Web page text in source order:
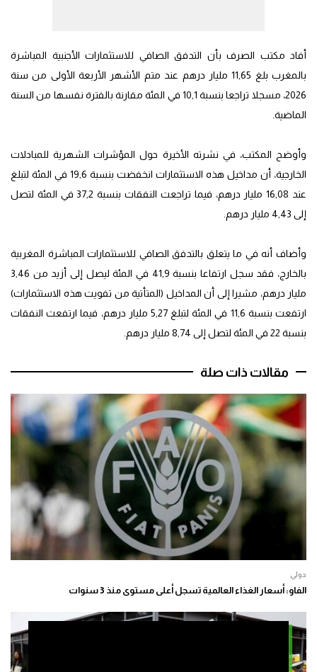
أفاد مكتب الصرف بأن التدفق الصافي للاستثمارات الأجنبية المباشرة
بالمغرب بلغ 11,65 مليار درهم عند متم الأشهر الأربعة الأولى من سنة
2026، مسجلا تراجعا بنسبة 10,1 في المئة مقارنة بالفترة نفسها من السنة
الماضية.
وأوضح المكتب، في نشرته الأخيرة حول المؤشرات الشهرية للمبادلات
الخارجية، أن مداخيل هذه الاستثمارات انخفضت بنسبة 19,6 في المئة لتبلغ
عند 16,08 مليار درهم، فيما تراجعت النفقات بنسبة 37,2 في المئة لتصل
إلى 4,43 مليار درهم.
وأضاف أنه في ما يتعلق بالتدفق الصافي للاستثمارات المباشرة المغربية
بالخارج، فقد سجل ارتفاعا بنسبة 41,9 في المئة ليصل إلى أزيد من 3,46
مليار درهم، مشيرا إلى أن المداخيل (المتأتية من تفويت هذه الاستثمارات)
ارتفعت بنسبة 11,6 في المئة لتبلغ 5,27 مليار درهم، فيما ارتفعت النفقات
بنسبة 22 في المئة لتصل إلى 8,74 مليار درهم.
مقالات ذات صلة
دولي
الفاو: أسعار الغذاء العالمية تسجل أعلى مستوى منذ 3 سنوات